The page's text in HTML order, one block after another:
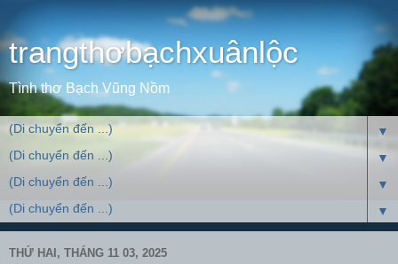
trangthơbạchxuânlộc
Tình thơ Bạch Vũng Nồm
▼
▼
▼
▼
THỨ HAI, THÁNG 11 03, 2025